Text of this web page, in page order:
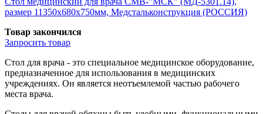
размер 11350x680x750мм, Медстальконструкция (РОССИЯ)
Товар закончился
Запросить товар
Стол для врача - это специальное медицинское оборудование,
предназначенное для использования в медицинских
учреждениях. Он является неотъемлемой частью рабочего
места врача.